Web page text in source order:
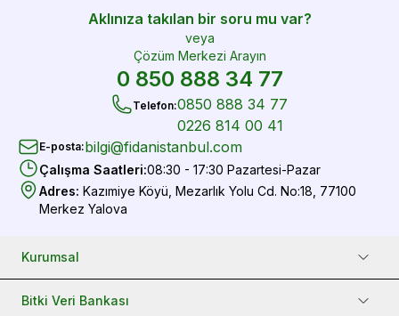
Aklınıza takılan bir soru mu var?
veya
Çözüm Merkezi Arayın
0 850 888 34 77
Telefon:0850 888 34 77
0226 814 00 41
E-posta:bilgi@fidanistanbul.com
Çalışma Saatleri:08:30 - 17:30 Pazartesi-Pazar
Adres: Kazımiye Köyü, Mezarlık Yolu Cd. No:18, 77100
Merkez Yalova
Kurumsal
Bitki Veri Bankası